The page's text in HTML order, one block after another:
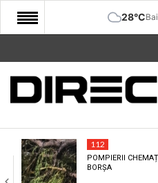
28°C
START
COMUNITATE
CULTURA
ECONOMIE
112
POMPIERII
BORȘA